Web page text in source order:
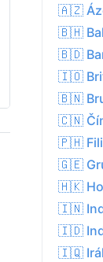
🇦🇿
🇧🇭
🇧🇩
🇮🇴
🇧🇳
🇨🇳
🇵🇭
🇬🇪
🇭🇰
🇮🇳
🇮🇩
🇮🇶